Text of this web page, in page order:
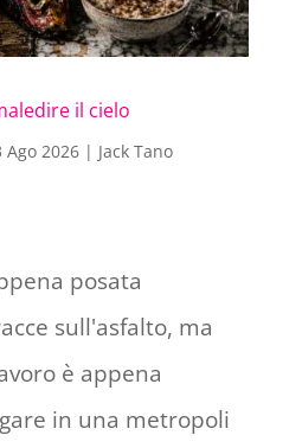
il cielo
Ago 2026| Jack Tano
posata
sull'asfalto, ma
è appena
in una metropoli